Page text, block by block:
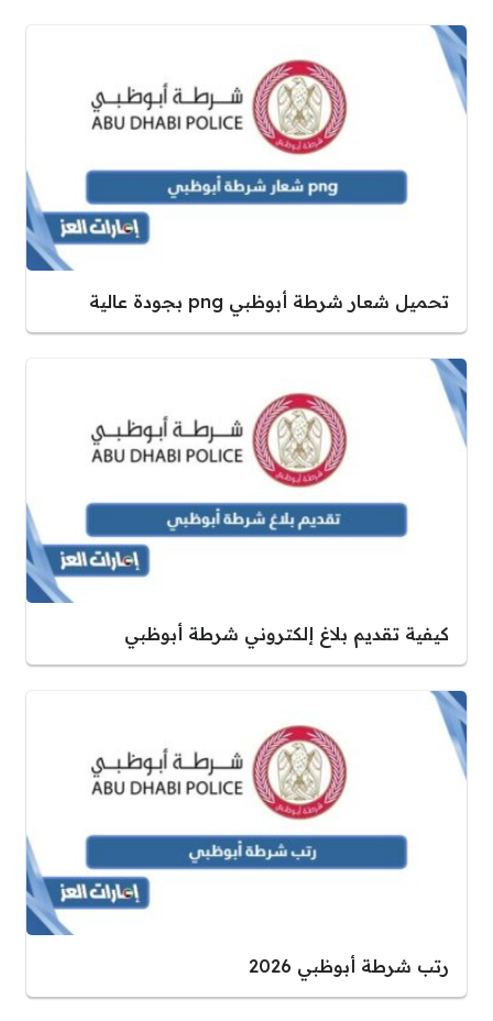
تحميل شعار شرطة أبوظبي png بجودة عالية
كيفية تقديم بلاغ إلكتروني شرطة أبوظبي
رتب شرطة أبوظبي 2026